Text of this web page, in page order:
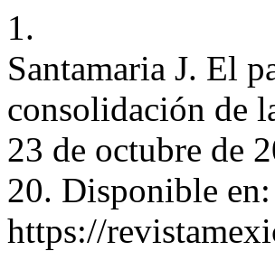
1.
Santamaria J. El
consolidación de
23 de octubre de
20. Disponible en:
https://